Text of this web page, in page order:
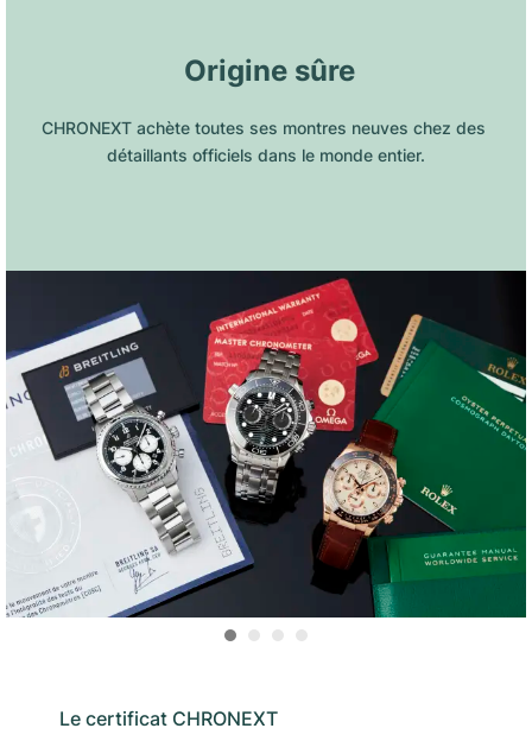
Origine sûre
CHRONEXT achète toutes ses montres neuves chez des
détaillants officiels dans le monde entier.
Le certificat CHRONEXT